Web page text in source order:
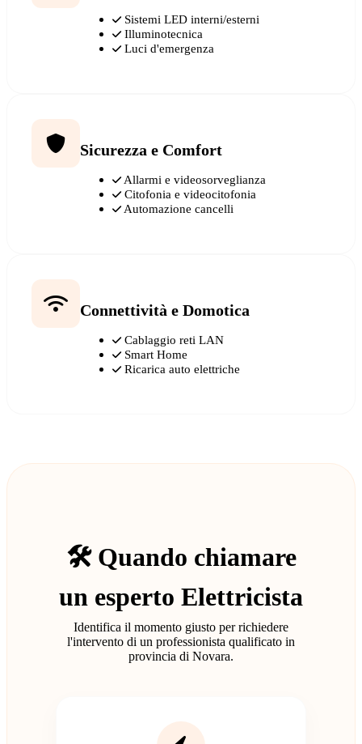
Sistemi LED interni/esterni
Illuminotecnica
Luci d'emergenza
Sicurezza e Comfort
Allarmi e videosorveglianza
Citofonia e videocitofonia
Automazione cancelli
Connettività e Domotica
Cablaggio reti LAN
Smart Home
Ricarica auto elettriche
🛠️ Quando chiamare
un esperto Elettricista
Identifica il momento giusto per richiedere
l'intervento di un professionista qualificato in
provincia di Novara.